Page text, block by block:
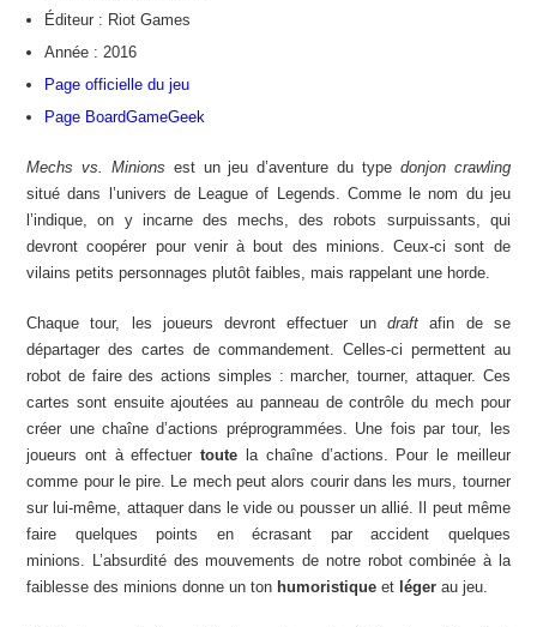
Éditeur : Riot Games
Année : 2016
Page officielle du jeu
Page BoardGameGeek
Mechs vs. Minions est un jeu d’aventure du type donjon crawling
situé dans l’univers de League of Legends. Comme le nom du jeu
l’indique, on y incarne des mechs, des robots surpuissants, qui
devront coopérer pour venir à bout des minions. Ceux-ci sont de
vilains petits personnages plutôt faibles, mais rappelant une horde.
Chaque tour, les joueurs devront effectuer un draft afin de se
départager des cartes de commandement. Celles-ci permettent au
robot de faire des actions simples : marcher, tourner, attaquer. Ces
cartes sont ensuite ajoutées au panneau de contrôle du mech pour
créer une chaîne d’actions préprogrammées. Une fois par tour, les
joueurs ont à effectuer toute la chaîne d’actions. Pour le meilleur
comme pour le pire. Le mech peut alors courir dans les murs, tourner
sur lui-même, attaquer dans le vide ou pousser un allié. Il peut même
faire quelques points en écrasant par accident quelques
minions. L’absurdité des mouvements de notre robot combinée à la
faiblesse des minions donne un ton humoristique et léger au jeu.